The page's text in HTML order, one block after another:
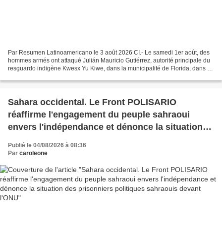
Par Resumen Latinoamericano le 3 août 2026 CI.- Le samedi 1er août, des
hommes armés ont attaqué Julián Mauricio Gutiérrez, autorité principale du
resguardo indigène Kwesx Yu Kiwe, dans la municipalité de Florida, dans le
Sahara occidental. Le Front POLISARIO
réaffirme l'engagement du peuple sahraoui
envers l'indépendance et dénonce la situation
des prisonniers politiques sahraouis devant
l'ONU
Publié le 04/08/2026 à 08:36
Par caroleone